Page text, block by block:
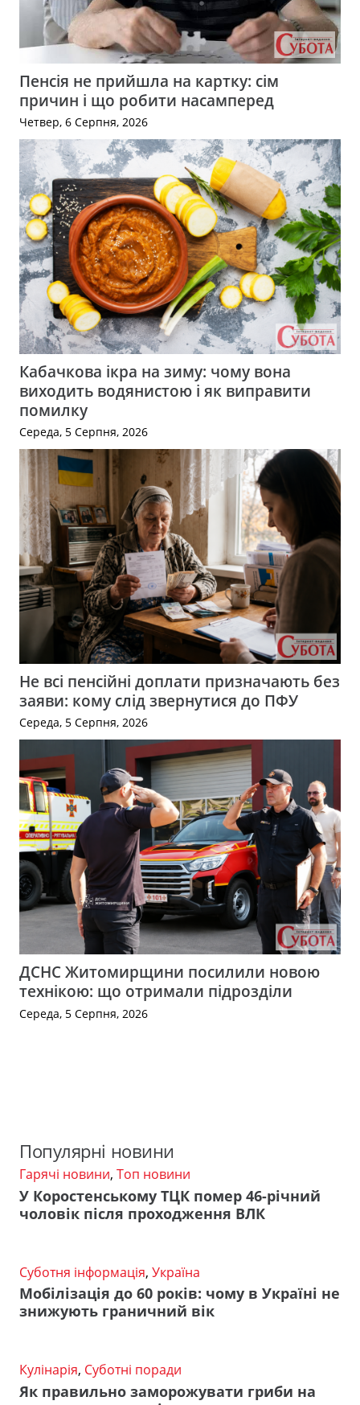
Пенсія не прийшла на картку: сім
причин і що робити насамперед
Четвер, 6 Серпня, 2026
Кабачкова ікра на зиму: чому вона
виходить водянистою і як виправити
помилку
Середа, 5 Серпня, 2026
Не всі пенсійні доплати призначають без
заяви: кому слід звернутися до ПФУ
Середа, 5 Серпня, 2026
ДСНС Житомирщини посилили новою
технікою: що отримали підрозділи
Середа, 5 Серпня, 2026
Популярні новини
Гарячі новини, Топ новини
У Коростенському ТЦК помер 46-річний
чоловік після проходження ВЛК
Суботня інформація, Україна
Мобілізація до 60 років: чому в Україні не
знижують граничний вік
Кулінарія, Суботні поради
Як правильно заморожувати гриби на